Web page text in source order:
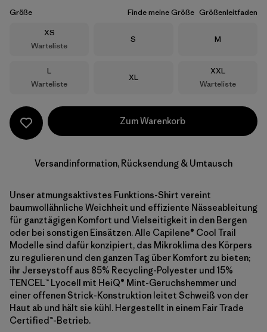
Größe Finde meine Größe Größenleitfaden
Größe
XS
Warteliste
Größe
S Größe
M
Größe
L
Warteliste
Größe
XL
Größe
XXL
Warteliste
Zum Warenkorb
Versandinformation, Rücksendung & Umtausch
Unser atmungsaktivstes Funktions-Shirt vereint
baumwollähnliche Weichheit und effiziente Nässeableitung
für ganztägigen Komfort und Vielseitigkeit in den Bergen
oder bei sonstigen Einsätzen. Alle Capilene® Cool Trail
Modelle sind dafür konzipiert, das Mikroklima des Körpers
zu regulieren und den ganzen Tag über Komfort zu bieten;
ihr Jerseystoff aus 85% Recycling-Polyester und 15%
TENCEL™ Lyocell mit HeiQ® Mint-Geruchshemmer und
einer offenen Strick-Konstruktion leitet Schweiß von der
Haut ab und hält sie kühl. Hergestellt in einem Fair Trade
Certified™-Betrieb.